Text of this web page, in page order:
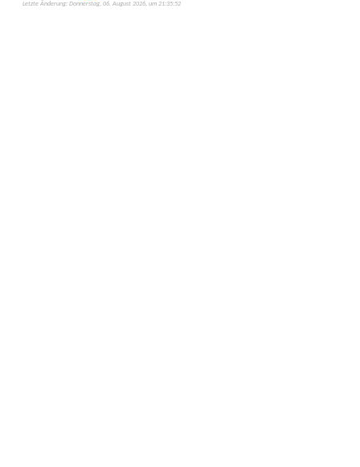
Letzte Änderung: Donnerstag, 06. August 2026, um 21:35:52